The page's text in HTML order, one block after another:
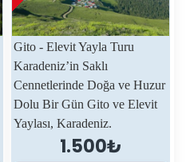
Gito - Elevit Yayla Turu
Karadeniz’in Saklı
Cennetlerinde Doğa ve Huzur
Dolu Bir Gün Gito ve Elevit
Yaylası, Karadeniz.
1.500₺